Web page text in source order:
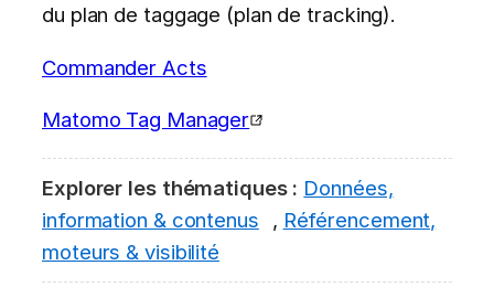
du plan de taggage (plan de tracking).
Commander Acts
Matomo Tag Manager
Explorer les thématiques : Données,
information & contenus
, Référencement,
moteurs & visibilité